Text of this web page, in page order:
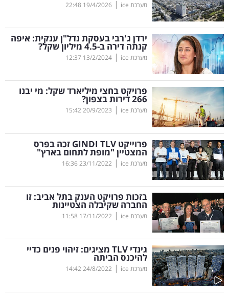
דעות
רכילות
עסקית
קריפטו
ויראלי
טלוויזיה
עסקי
ספורט
קריירה
ולימודים
מינויים
רייטינג
רכב
מערכת ice |
19/4/2026
22:48
ירדן ג'רבי בעסקת נדל"ן ענקית: איפה
קנתה דירה ב-4.5 מיליון שקל?
מערכת ice |
13/2/2024
12:37
פרויקט בחצי מיליארד שקל: מי יבנו
266 דירות בצפון?
מערכת ice |
20/9/2023
15:42
פרוייקט GINDI TLV זכה בפרס
המצטיין "מופת לתחום בארץ"
מערכת ice |
23/11/2022
16:36
בזכות פרויקט הענק בתל אביב: זו
החברה שקיבלה הצטיינות
מערכת ice |
17/11/2022
11:58
גינדי TLV מציגים: זיהוי פנים כדיי
להיכנס הביתה
מערכת ice |
24/8/2022
14:42